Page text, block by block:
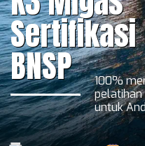
Sertifikasi
BNSP
100%
untuk